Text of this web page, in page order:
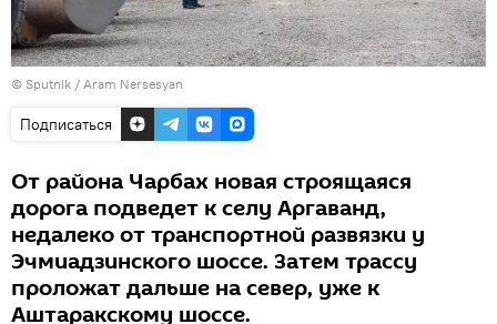
© Sputnik / Aram Nersesyan
Подписаться
От района Чарбах новая строящаяся
дорога подведет к селу Аргаванд,
недалеко от транспортной развязки у
Эчмиадзинского шоссе. Затем трассу
проложат дальше на север, уже к
Аштаракскому шоссе.